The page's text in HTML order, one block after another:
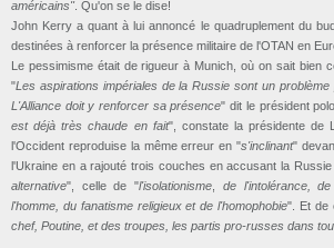
américains". Qu'on se le dise!
John Kerry a quant à lui annoncé le quadruplement du
destinées à renforcer la présence militaire de l'OTAN en
Le pessimisme était de rigueur à Munich, où on sait bien
"Les aspirations impériales de la Russie sont un problème
L'Alliance doit y renforcer sa présence" dit le président
est déjà très chaude en fait", constate la présidente de
l'Occident reproduise la même erreur en "s'inclinant"
l'Ukraine en a rajouté trois couches en accusant la
alternative", celle de "l'isolationisme
de l'intolérance,
l'homme, du fanatisme religieux et de l'homophobie". Et de
chef, Poutine, et des troupes, les partis pro-russes dans